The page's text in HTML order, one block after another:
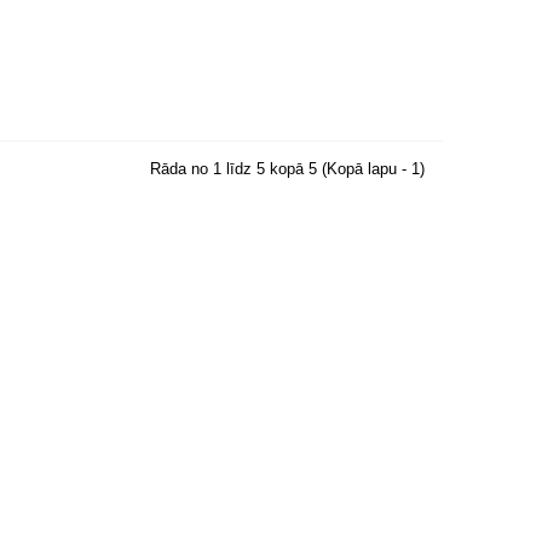
Rāda no 1 līdz 5 kopā 5 (Kopā lapu - 1)